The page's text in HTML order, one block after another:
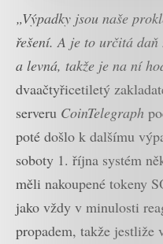
„Výpadky jsou naše
řešení. A je to určitá
a levná, takže je na ní
dvaačtyřicetiletý
serveru CoinTelegraph
poté došlo k dalšímu
soboty 1. října systém
měli nakoupené tokeny
jako vždy v minulosti
propadem, takže jestliže